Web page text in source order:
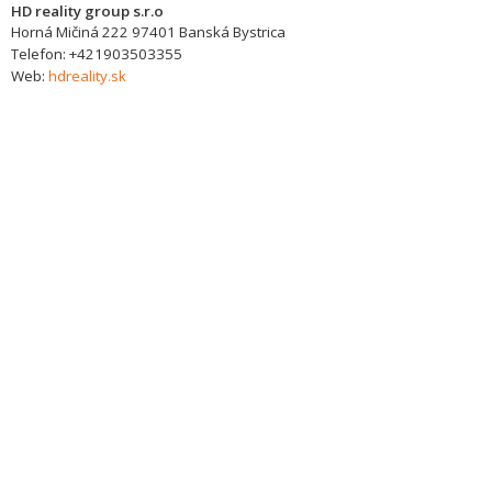
HD reality group s.r.o
Horná Mičiná 222 97401 Banská Bystrica
Telefon: +421903503355
Web: hdreality.sk